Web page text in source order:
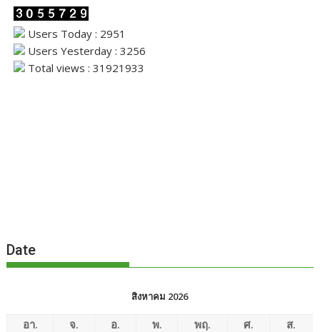
Users Today : 2951
Users Yesterday : 3256
Total views : 31921933
Date
สิงหาคม 2026
อา. จ. อ. พ. พฤ. ศ.
ส.